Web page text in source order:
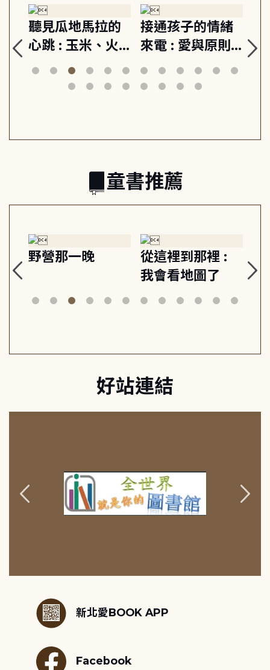
聽見瓜地馬拉的
心跳 : 玉米、火
山與信仰, 外交官
筆下的現代馬雅
接通孩子的情緒
來電 : 愛與原則,
建立教養的安定
節奏 22個行動練
關
童書推薦
野營那一晚
從這裡到那裡 :
我會看地圖了
美
好站連結
新北愛BOOK APP
Facebook